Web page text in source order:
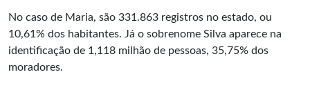
No caso de Maria, são 331.863 registros no estado, ou
10,61% dos habitantes. Já o sobrenome Silva aparece na
identificação de 1,118 milhão de pessoas, 35,75% dos
moradores.